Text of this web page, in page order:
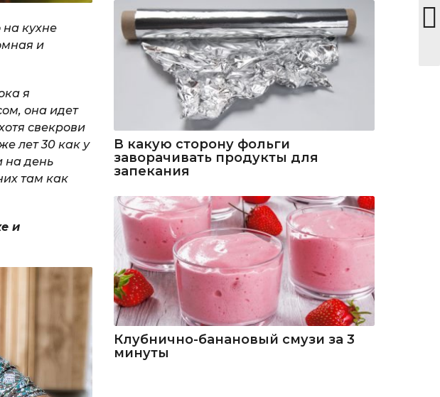
кухне
и
я
она идет
свекрови
лет 30 как у
на день
там как
и
В какую сторону фольги
заворачивать продукты для
запекания
Клубнично-банановый смузи за 3
минуты